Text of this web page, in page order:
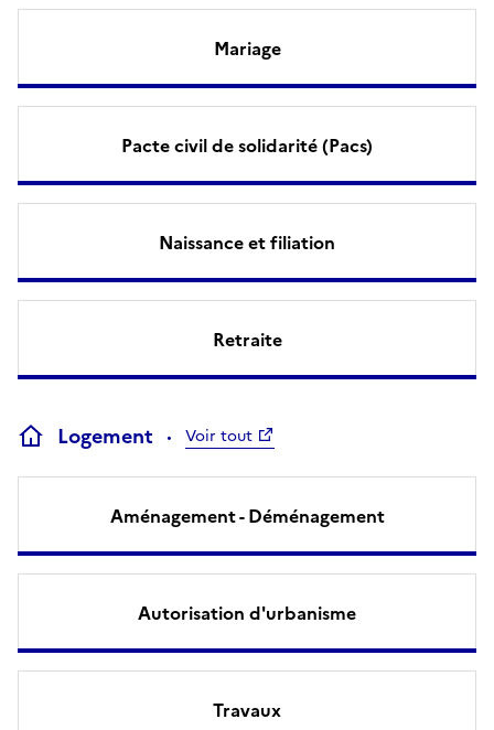
Mariage
Pacte civil de solidarité (Pacs)
Naissance et filiation
Retraite
Logement Voir tout
Aménagement - Déménagement
Autorisation d'urbanisme
Travaux